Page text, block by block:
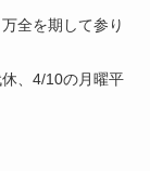
全を期して参り
、4/10の月曜平